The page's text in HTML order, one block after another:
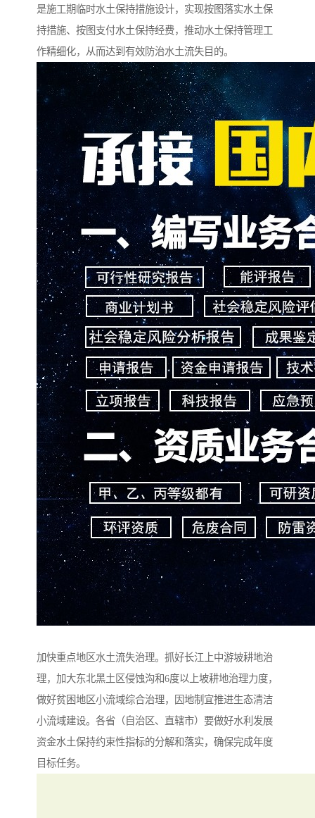
是施工期临时水土保持措施设计，实现按图落实水土保
持措施、按图支付水土保持经费，推动水土保持管理工
作精细化，从而达到有效防治水土流失目的。
加快重点地区水土流失治理。抓好长江上中游坡耕地治
理，加大东北黑土区侵蚀沟和6度以上坡耕地治理力度，
做好贫困地区小流域综合治理，因地制宜推进生态清洁
小流域建设。各省（自治区、直辖市）要做好水利发展
资金水土保持约束性指标的分解和落实，确保完成年度
目标任务。